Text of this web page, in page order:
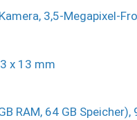
3,5-Megapixel-
x 13 mm
RAM, 64 GB